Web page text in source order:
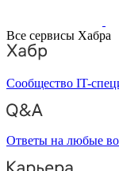
Все сервисы Хабра
Сообщество IT-
Ответы на любые